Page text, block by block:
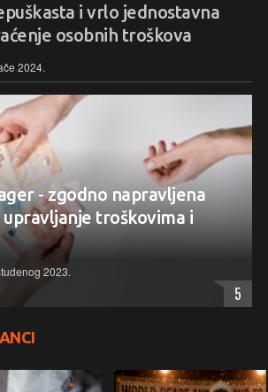
i vrlo jednostavna
osobnih troškova
2024.
- zgodno napravljena
upravljanje troškovima i
2023.
5